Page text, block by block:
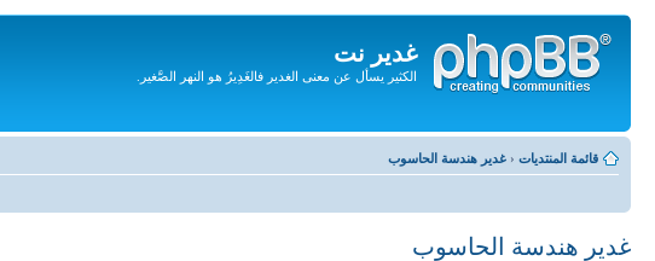
غدير نت
الكثير يسأل عن معنى الغدير فالغَدِيرُ هو النهر الصَّغير.
المحتويات
قائمة المنتديات ‹ غدير هندسة الحاسوب
غدير هندسة الحاسوب